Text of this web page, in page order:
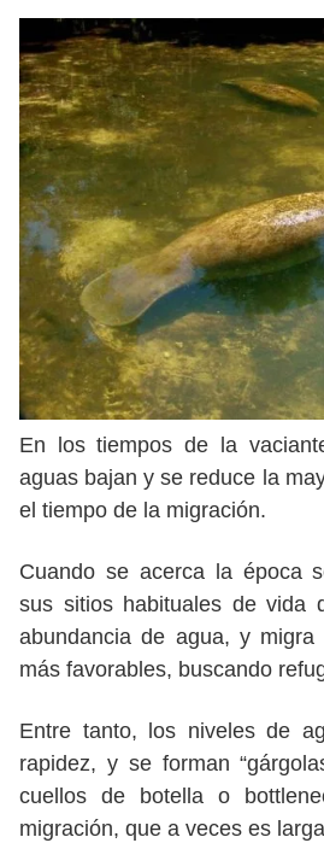
En los tiempos de la
aguas bajan y se reduce la
el tiempo de la migración.
Cuando se acerca la época
sus sitios habituales de vida
abundancia de agua, y migra
más favorables, buscando
Entre tanto, los niveles de
rapidez, y se forman
cuellos de botella o
migración, que a veces es